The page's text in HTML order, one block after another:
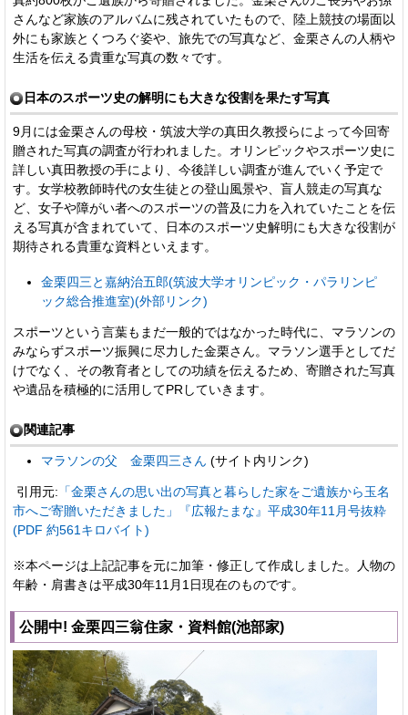
さんなど家族のアルバムに残されていたもので、陸上競技の場面以
外にも家族とくつろぐ姿や、旅先での写真など、金栗さんの人柄や
生活を伝える貴重な写真の数々です。
日本のスポーツ史の解明にも大きな役割を果たす写真
9月には金栗さんの母校・筑波大学の真田久教授らによって今回寄
贈された写真の調査が行われました。オリンピックやスポーツ史に
詳しい真田教授の手により、今後詳しい調査が進んでいく予定で
す。女学校教師時代の女生徒との登山風景や、盲人競走の写真な
ど、女子や障がい者へのスポーツの普及に力を入れていたことを伝
える写真が含まれていて、日本のスポーツ史解明にも大きな役割が
期待される貴重な資料といえます。
金栗四三と嘉納治五郎(筑波大学オリンピック・パラリンピ
ック総合推進室)(外部リンク)
スポーツという言葉もまだ一般的ではなかった時代に、マラソンの
みならずスポーツ振興に尽力した金栗さん。マラソン選手としてだ
けでなく、その教育者としての功績を伝えるため、寄贈された写真
や遺品を積極的に活用してPRしていきます。
関連記事
マラソンの父 金栗四三さん (サイト内リンク)
引用元: 「金栗さんの思い出の写真と暮らした家をご遺族から玉名
市へご寄贈いただきました」『広報たまな』平成30年11月号抜粋
(PDF 約561キロバイト)
※本ページは上記記事を元に加筆・修正して作成しました。人物の
年齢・肩書きは平成30年11月1日現在のものです。
公開中! 金栗四三翁住家・資料館(池部家)